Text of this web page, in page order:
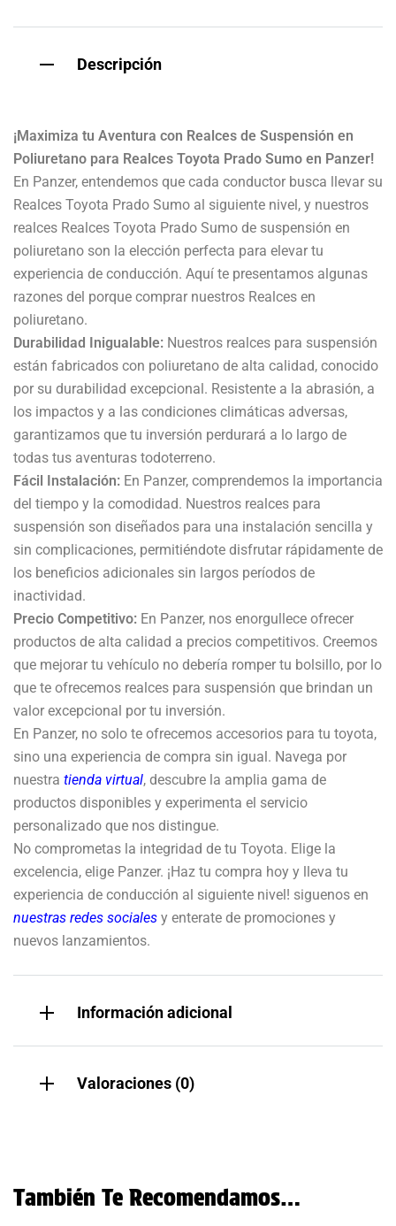
Descripción
¡Maximiza tu Aventura con Realces de Suspensión en
Poliuretano para Realces Toyota Prado Sumo en Panzer!
En Panzer, entendemos que cada conductor busca llevar su
Realces Toyota Prado Sumo al siguiente nivel, y nuestros
realces Realces Toyota Prado Sumo de suspensión en
poliuretano son la elección perfecta para elevar tu
experiencia de conducción. Aquí te presentamos algunas
razones del porque comprar nuestros Realces en
poliuretano.
Durabilidad Inigualable: Nuestros realces para suspensión
están fabricados con poliuretano de alta calidad, conocido
por su durabilidad excepcional. Resistente a la abrasión, a
los impactos y a las condiciones climáticas adversas,
garantizamos que tu inversión perdurará a lo largo de
todas tus aventuras todoterreno.
Fácil Instalación: En Panzer, comprendemos la importancia
del tiempo y la comodidad. Nuestros realces para
suspensión son diseñados para una instalación sencilla y
sin complicaciones, permitiéndote disfrutar rápidamente de
los beneficios adicionales sin largos períodos de
inactividad.
Precio Competitivo: En Panzer, nos enorgullece ofrecer
productos de alta calidad a precios competitivos. Creemos
que mejorar tu vehículo no debería romper tu bolsillo, por lo
que te ofrecemos realces para suspensión que brindan un
valor excepcional por tu inversión.
En Panzer, no solo te ofrecemos accesorios para tu toyota,
sino una experiencia de compra sin igual. Navega por
nuestra tienda virtual, descubre la amplia gama de
productos disponibles y experimenta el servicio
personalizado que nos distingue.
No comprometas la integridad de tu Toyota. Elige la
excelencia, elige Panzer. ¡Haz tu compra hoy y lleva tu
experiencia de conducción al siguiente nivel! siguenos en
nuestras redes sociales y enterate de promociones y
nuevos lanzamientos.
Información adicional
Valoraciones (0)
También Te Recomendamos…